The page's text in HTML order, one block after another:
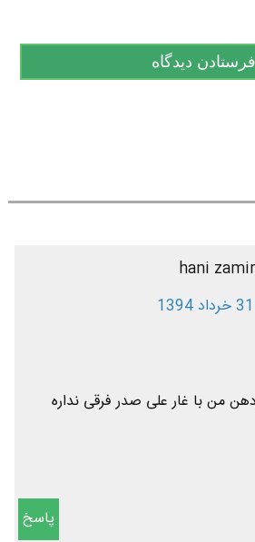
hani
31 خرداد 1394
من با غار علی صدر فرقی نداره
پاسخ